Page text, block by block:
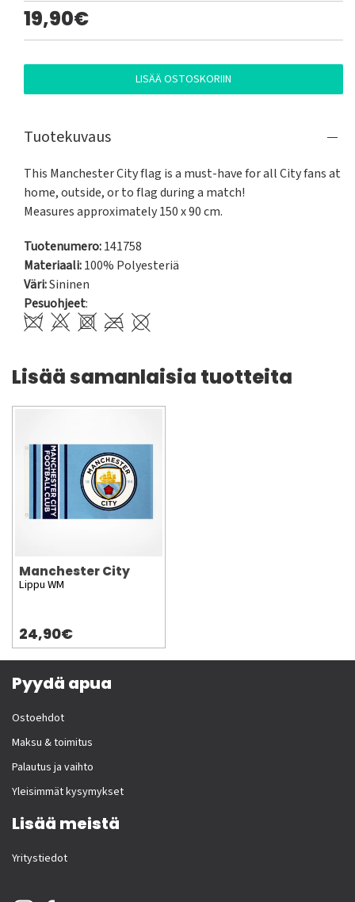
19,90€
LISÄÄ OSTOSKORIIN
Tuotekuvaus
This Manchester City flag is a must-have for all City fans at
home, outside, or to flag during a match!
Measures approximately 150 x 90 cm.
Tuotenumero:141758
Materiaali:100% Polyesteriä
Väri:Sininen
Pesuohjeet:
Lisää samanlaisia tuotteita
Manchester City
Lippu WM
24,90€
Pyydä apua
Ostoehdot
Maksu & toimitus
Palautus ja vaihto
Yleisimmät kysymykset
Lisää meistä
Yritystiedot